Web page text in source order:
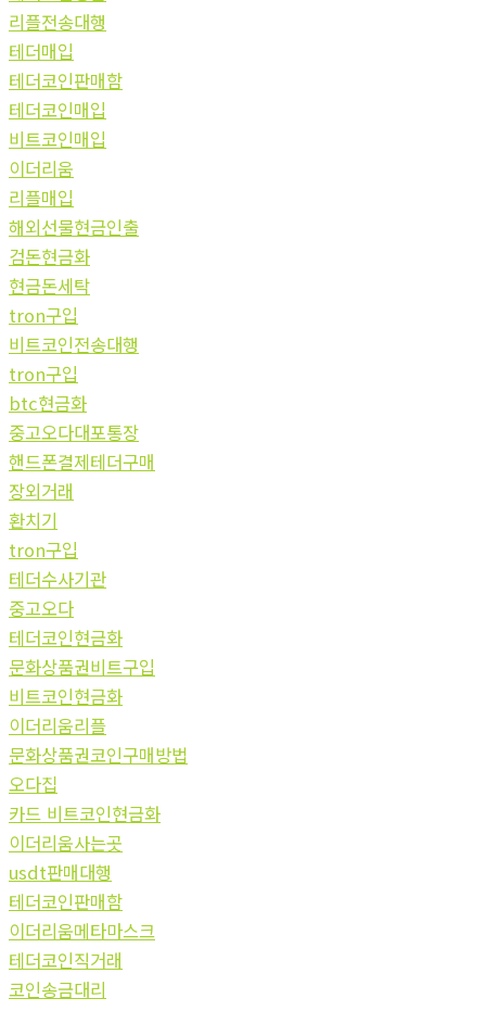
리플전송대행
테더매입
테더코인판매함
테더코인매입
비트코인매입
이더리움
리플매입
해외선물현금인출
검돈현금화
현금돈세탁
tron구입
비트코인전송대행
tron구입
btc현금화
중고오다대포통장
핸드폰결제테더구매
장외거래
환치기
tron구입
테더수사기관
중고오다
테더코인현금화
문화상품권비트구입
비트코인현금화
이더리움리플
문화상품권코인구매방법
오다집
카드 비트코인현금화
이더리움사는곳
usdt판매대행
테더코인판매함
이더리움메타마스크
테더코인직거래
코인송금대리